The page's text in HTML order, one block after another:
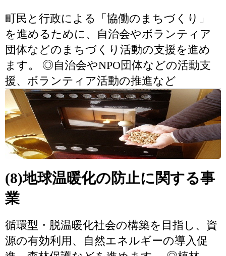
町民と行政による「協働のまちづくり」
を進めるために、自治会やボランティア
団体などのまちづくり活動の支援を進め
ます。 ◎自治会やNPO団体などの活動支
援、ボランティア活動の推進など
(8)地球温暖化の防止に関する事
業
循環型・脱温暖化社会の構築を目指し、資
源の有効利用、自然エネルギーの導入促